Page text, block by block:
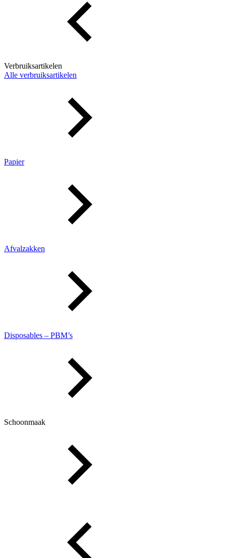
Verbruiksartikelen
Alle verbruiksartikelen
Papier
Afvalzakken
Disposables – PBM’s
Schoonmaak